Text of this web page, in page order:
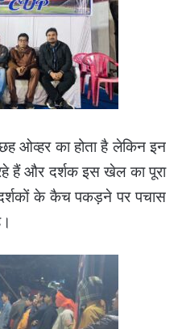
ओव्हर का होता है लेकिन इन
हैं और दर्शक इस खेल का पूरा
के कैच पकड़ने पर पचास